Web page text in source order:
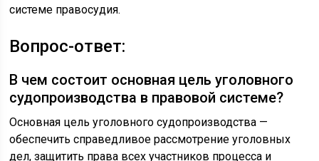
системе правосудия.
Вопрос-ответ:
В чем состоит основная цель уголовного
судопроизводства в правовой системе?
Основная цель уголовного судопроизводства —
обеспечить справедливое рассмотрение уголовных
дел, защитить права всех участников процесса и